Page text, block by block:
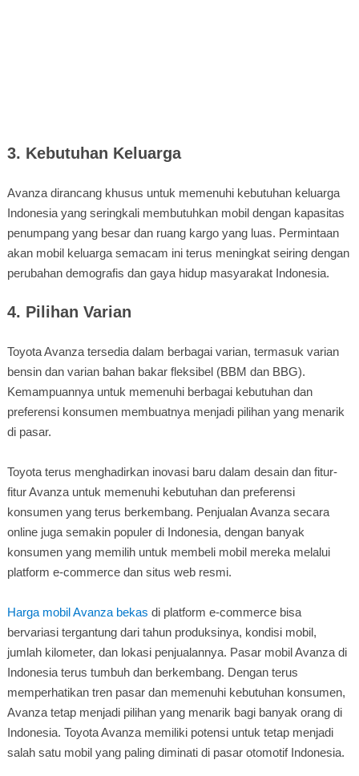
3. Kebutuhan Keluarga
Avanza dirancang khusus untuk memenuhi kebutuhan keluarga
Indonesia yang seringkali membutuhkan mobil dengan kapasitas
penumpang yang besar dan ruang kargo yang luas. Permintaan
akan mobil keluarga semacam ini terus meningkat seiring dengan
perubahan demografis dan gaya hidup masyarakat Indonesia.
4. Pilihan Varian
Toyota Avanza tersedia dalam berbagai varian, termasuk varian
bensin dan varian bahan bakar fleksibel (BBM dan BBG).
Kemampuannya untuk memenuhi berbagai kebutuhan dan
preferensi konsumen membuatnya menjadi pilihan yang menarik
di pasar.
Toyota terus menghadirkan inovasi baru dalam desain dan fitur-
fitur Avanza untuk memenuhi kebutuhan dan preferensi
konsumen yang terus berkembang. Penjualan Avanza secara
online juga semakin populer di Indonesia, dengan banyak
konsumen yang memilih untuk membeli mobil mereka melalui
platform e-commerce dan situs web resmi.
Harga mobil Avanza bekas di platform e-commerce bisa
bervariasi tergantung dari tahun produksinya, kondisi mobil,
jumlah kilometer, dan lokasi penjualannya. Pasar mobil Avanza di
Indonesia terus tumbuh dan berkembang. Dengan terus
memperhatikan tren pasar dan memenuhi kebutuhan konsumen,
Avanza tetap menjadi pilihan yang menarik bagi banyak orang di
Indonesia. Toyota Avanza memiliki potensi untuk tetap menjadi
salah satu mobil yang paling diminati di pasar otomotif Indonesia.